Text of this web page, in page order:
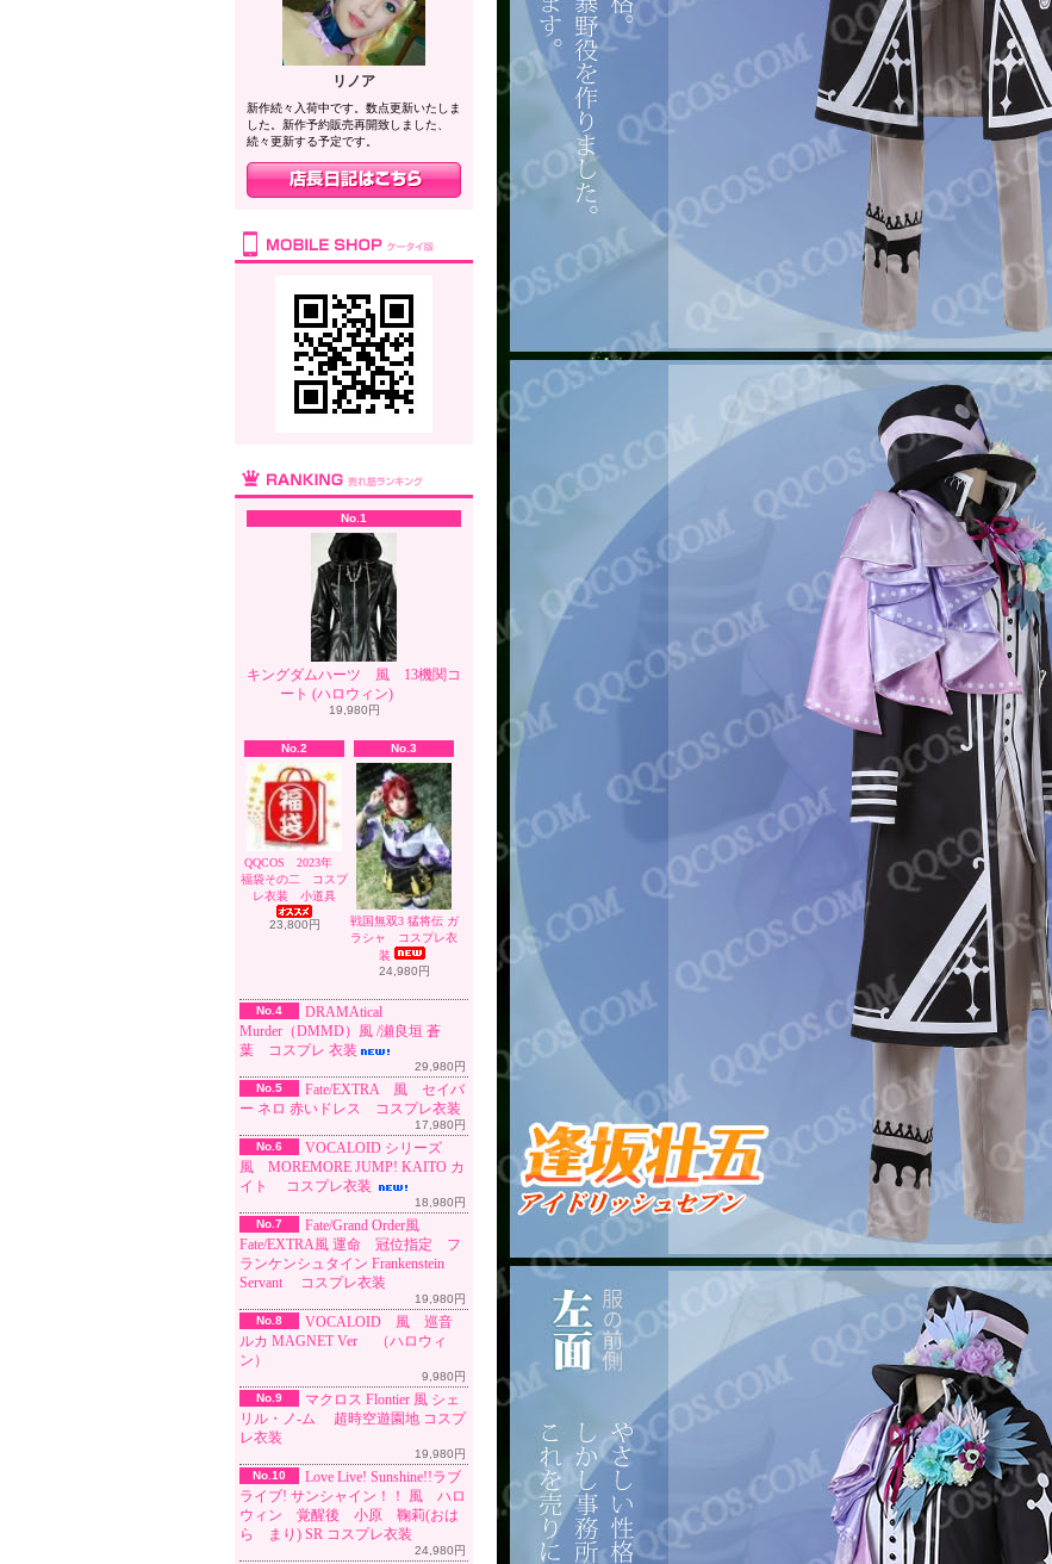
リノア
新作続々入荷中です。数点更新いたしま
した。新作予約販売再開致しました、
続々更新する予定です。
No.1
キングダムハーツ 風 13機関コ
ート (ハロウィン)
19,980円
No.2
QQCOS 2023年
福袋その二 コスプ
レ衣装 小道具
23,800円
No.3
戦国無双3 猛将伝 ガ
ラシャ コスプレ衣
装
24,980円
No.4
DRAMAtical
Murder（DMMD）風 /瀬良垣 蒼
葉 コスプレ 衣装
29,980円
No.5
Fate/EXTRA 風 セイバ
ー ネロ 赤いドレス コスプレ衣装
17,980円
No.6
VOCALOID シリーズ
風 MOREMORE JUMP! KAITO カ
イト コスプレ衣装
18,980円
No.7
Fate/Grand Order風
Fate/EXTRA風 運命 冠位指定 フ
ランケンシュタイン Frankenstein
Servant コスプレ衣装
19,980円
No.8
VOCALOID 風 巡音
ルカ MAGNET Ver （ハロウィ
ン）
9,980円
No.9
マクロス Flontier 風 シェ
リル・ノ-ム 超時空遊園地 コスプ
レ衣装
19,980円
No.10
Love Live! Sunshine!!ラブ
ライブ! サンシャイン！！ 風 ハロ
ウィン 覚醒後 小原 鞠莉(おは
ら まり) SR コスプレ衣装
24,980円